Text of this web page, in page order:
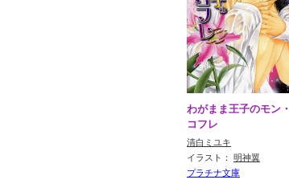
わがまま王子のモン・
コフレ
清白ミユキ
イラスト： 明神翼
プラチナ文庫